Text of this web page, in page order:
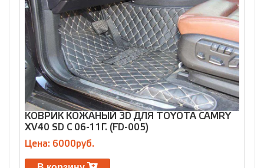
КОВРИК КОЖАНЫЙ 3D ДЛЯ TOYOTA CAMRY
XV40 SD С 06-11Г. (FD-005)
Цена: 6000руб.